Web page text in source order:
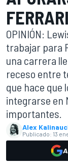
OPINIÓN:
trabajar para
una carrera
receso entre
que hace
integrarse en
importantes.
Alex
Publicado: 13